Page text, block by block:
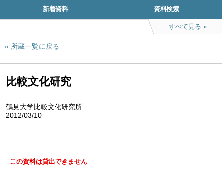
新着資料 資料検索
すべて見る
所蔵一覧に戻る
比較文化研究
鶴見大学比較文化研究所
2012/03/10
この資料は貸出できません